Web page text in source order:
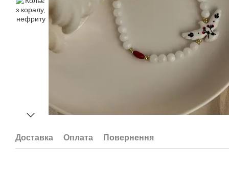
Доставка Оплата Повернення